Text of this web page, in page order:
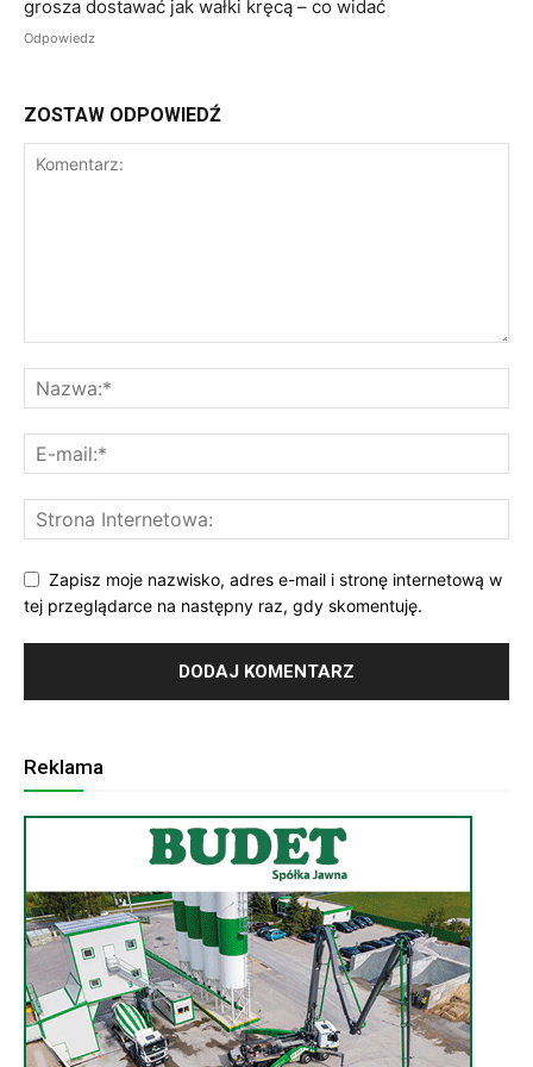
grosza dostawać jak wałki kręcą – co widać
Odpowiedz
ZOSTAW ODPOWIEDŹ
Zapisz moje nazwisko, adres e-mail i stronę internetową w
tej przeglądarce na następny raz, gdy skomentuję.
Reklama